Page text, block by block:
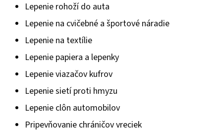
Lepenie rohoží do auta
Lepenie na cvičebné a športové náradie
Lepenie na textílie
Lepenie papiera a lepenky
Lepenie viazačov kufrov
Lepenie sietí proti hmyzu
Lepenie clôn automobilov
Pripevňovanie chráničov vreciek